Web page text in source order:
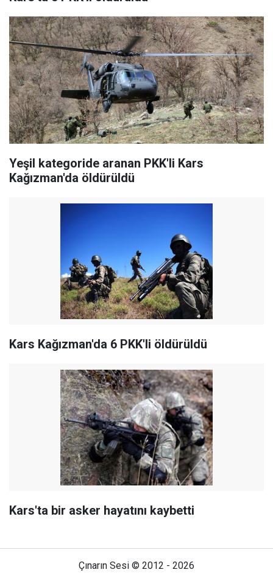
Yeşil kategoride aranan PKK'li ​Kars
Kağızman'da öldürüldü
Kars Kağızman'da 6 PKK'li öldürüldü
Kars'ta bir asker hayatını kaybetti
Çınarın Sesi © 2012 - 2026